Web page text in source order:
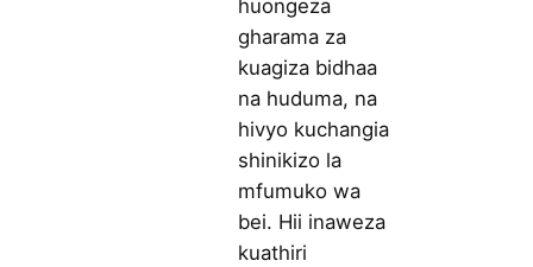
huongeza
gharama za
kuagiza bidhaa
na huduma, na
hivyo kuchangia
shinikizo la
mfumuko wa
bei. Hii inaweza
kuathiri